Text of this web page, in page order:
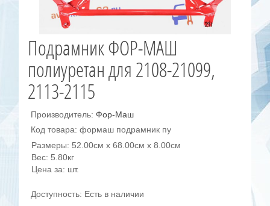
Подрамник ФОР-МАШ
полиуретан для 2108-21099,
2113-2115
Производитель:Фор-Маш
Код товара: формаш подрамник пу
Размеры: 52.00см x 68.00см x 8.00см
Вес: 5.80кг
Цена за: шт.
Доступность: Есть в наличии